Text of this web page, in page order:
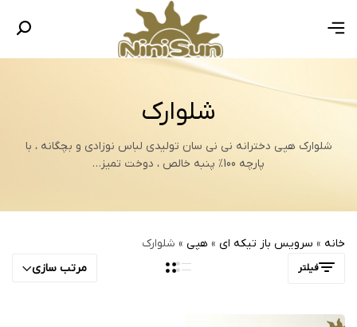
شلوارک
شلوارک هپی دخترانه نی نی سان تولیدی لباس نوزادی و بچگانه ، با
پارچه 100% پنبه خالص ، دوخت تمیز…
خانه » سرویس باز تیکه ای » هپی » شلوارک
فیلتر مرتب سازی